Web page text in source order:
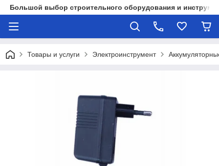
Большой выбор строительного оборудования и
Товары и услуги Электроинструмент